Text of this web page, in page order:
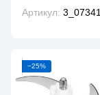
Артикул: 3_07341
−25%